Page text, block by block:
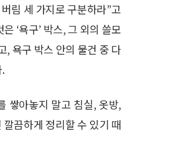
림 세 가지로 구분하라”고
‘욕구’ 박스, 그 외의 쓸모
, 욕구 박스 안의 물건 중 다
쌓아놓지 말고 침실, 옷방,
끔하게 정리할 수 있기 때